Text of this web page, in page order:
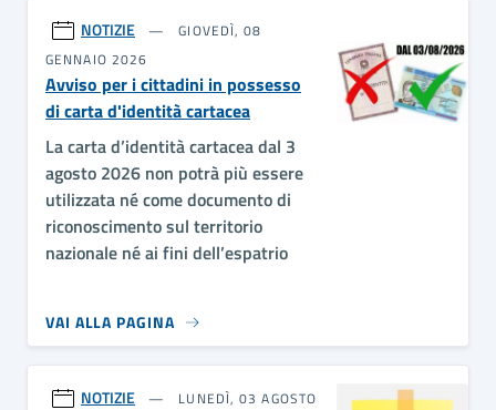
NOTIZIE
GIOVEDÌ, 08
GENNAIO 2026
Avviso per i cittadini in possesso
di carta d'identità cartacea
La carta d’identità cartacea dal 3
agosto 2026 non potrà più essere
utilizzata né come documento di
riconoscimento sul territorio
nazionale né ai fini dell’espatrio
VAI ALLA PAGINA
NOTIZIE
LUNEDÌ, 03 AGOSTO